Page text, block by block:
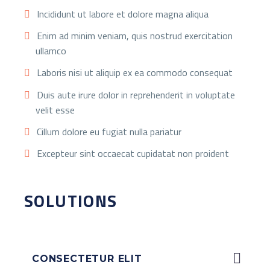
Incididunt ut labore et dolore magna aliqua
Enim ad minim veniam, quis nostrud exercitation
ullamco
Laboris nisi ut aliquip ex ea commodo consequat
Duis aute irure dolor in reprehenderit in voluptate
velit esse
Cillum dolore eu fugiat nulla pariatur
Excepteur sint occaecat cupidatat non proident
SOLUTIONS
CONSECTETUR ELIT